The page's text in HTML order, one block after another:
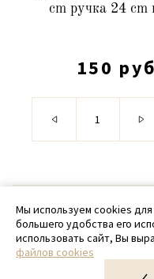
cm ручка 24 cm
150
©
+ 7
Мы используем cookies
большего удобства его
использовать сайт, Вы
файлов cookies